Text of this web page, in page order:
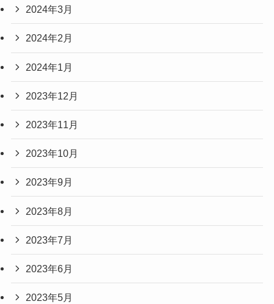
2024年3月
2024年2月
2024年1月
2023年12月
2023年11月
2023年10月
2023年9月
2023年8月
2023年7月
2023年6月
2023年5月